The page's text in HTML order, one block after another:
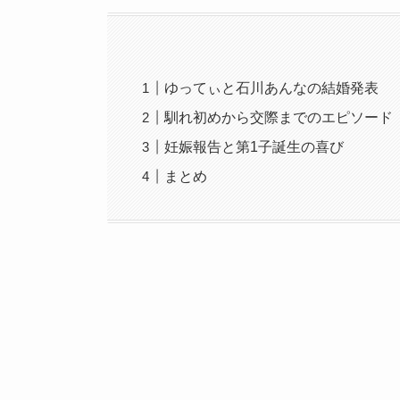
ゆってぃと石川あんなの結婚発表
馴れ初めから交際までのエピソード
妊娠報告と第1子誕生の喜び
まとめ